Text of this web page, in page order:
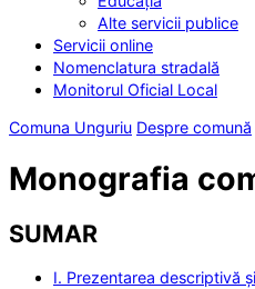
Alte servicii publice
Servicii online
Nomenclatura stradală
Monitorul Oficial Local
Comuna Unguriu Despre comună
Monografia
SUMAR
I. Prezentarea descriptivă